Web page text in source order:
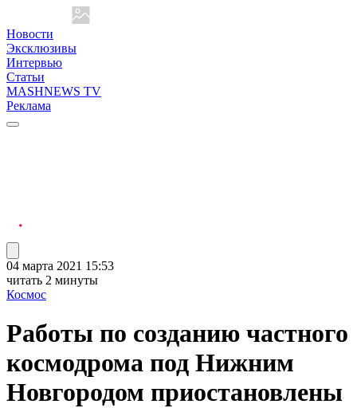
Новости
Эксклюзивы
Интервью
Статьи
MASHNEWS TV
Реклама
04 марта 2021 15:53
читать 2 минуты
Космос
Работы по созданию частного
космодрома под Нижним
Новгородом приостановлены